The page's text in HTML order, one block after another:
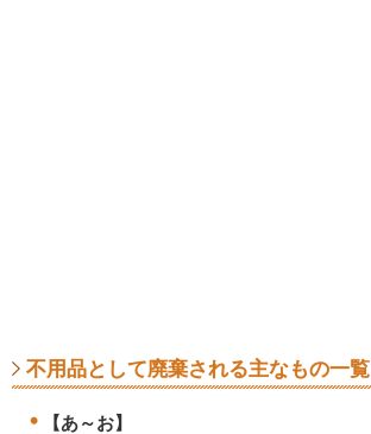
不用品として廃棄される主なもの一覧
【あ～お】